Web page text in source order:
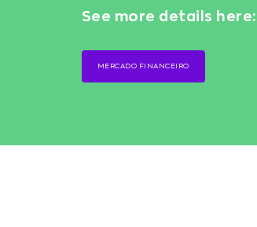
See more details here:
MERCADO FINANCEIRO